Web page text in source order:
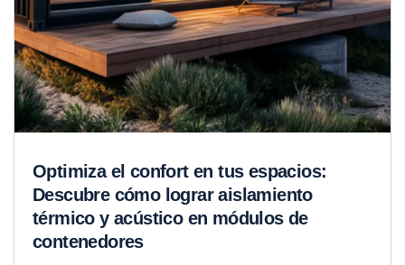
Optimiza el confort en tus espacios:
Descubre cómo lograr aislamiento
térmico y acústico en módulos de
contenedores